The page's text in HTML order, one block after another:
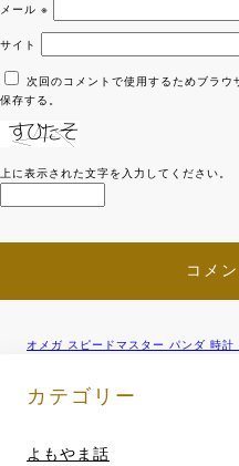
メール ※
サイト
次回のコメントで使用するためブラ
保存する。
上に表示された文字を入力してください。
投
稿
オメガ スピードマスター パンダ 時
カテゴリー
よもやま話